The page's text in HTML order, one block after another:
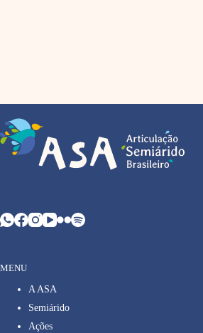
MENU
A ASA
Semiárido
Ações